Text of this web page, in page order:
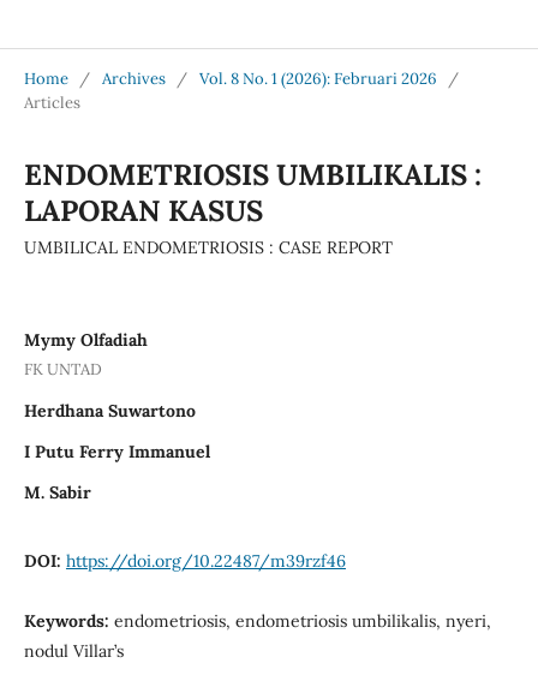
Home / Archives / Vol. 8 No. 1 (2026): Februari 2026
/
Articles
ENDOMETRIOSIS UMBILIKALIS :
LAPORAN KASUS
UMBILICAL ENDOMETRIOSIS : CASE REPORT
Mymy Olfadiah
FK UNTAD
Herdhana Suwartono
I Putu Ferry Immanuel
M. Sabir
DOI: https://doi.org/10.22487/m39rzf46
Keywords: endometriosis, endometriosis umbilikalis, nyeri,
nodul Villar’s